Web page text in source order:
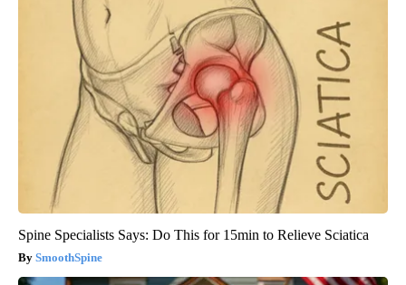
Spine Specialists Says: Do This for 15min to Relieve Sciatica
SmoothSpine